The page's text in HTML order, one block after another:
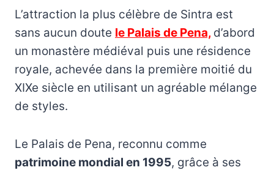
L’attraction la plus célèbre de Sintra est
sans aucun doute le Palais de Pena, d’abord
un monastère médiéval puis une résidence
royale, achevée dans la première moitié du
XIXe siècle en utilisant un agréable mélange
de styles.
Le Palais de Pena, reconnu comme
patrimoine mondial en 1995, grâce à ses